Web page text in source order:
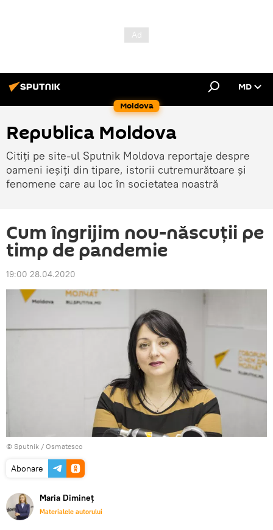
Moldova
MD
Republica Moldova
Citiți pe site-ul Sputnik Moldova reportaje despre
oameni ieșiți din tipare, istorii cutremurătoare și
fenomene care au loc în societatea noastră
Cum îngrijim nou-născuții pe
timp de pandemie
19:00 28.04.2020
© Sputnik / Osmatesco
Abonare
Maria Dimineț
Materialele autorului